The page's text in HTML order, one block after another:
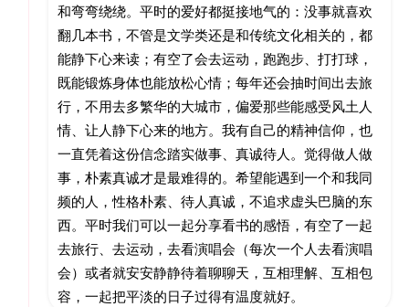
和弯弯绕绕。平时的爱好都挺接地气的：没事就喜欢
翻几本书，不管是文学类还是和传统文化相关的，都
能静下心来读；有空了会去运动，跑跑步、打打球，
既能锻炼身体也能放松心情；每年还会抽时间出去旅
行，不用去多繁华的大城市，偏爱那些能感受风土人
情、让人静下心来的地方。我有自己的精神信仰，也
一直凭着这份信念踏实做事、真诚待人。觉得做人做
事，朴素真诚才是最难得的。希望能遇到一个和我同
频的人，性格朴素、待人真诚，不追求虚头巴脑的东
西。平时我们可以一起分享看书的感悟，有空了一起
去旅行、去运动，去看演唱会（每次一个人去看演唱
会）或者就安安静静待着聊聊天，互相理解、互相包
容，一起把平淡的日子过得有温度就好。